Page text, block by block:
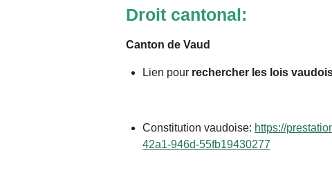
Droit cantonal:
Canton de Vaud
Lien pour rechercher les lois
Constitution vaudoise: https://
42a1-946d-55fb19430277